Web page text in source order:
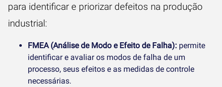
para identificar e priorizar defeitos na produção
industrial:
FMEA (Análise de Modo e Efeito de Falha): permite
identificar e avaliar os modos de falha de um
processo, seus efeitos e as medidas de controle
necessárias.